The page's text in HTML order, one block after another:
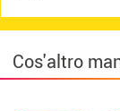
Cos'altro